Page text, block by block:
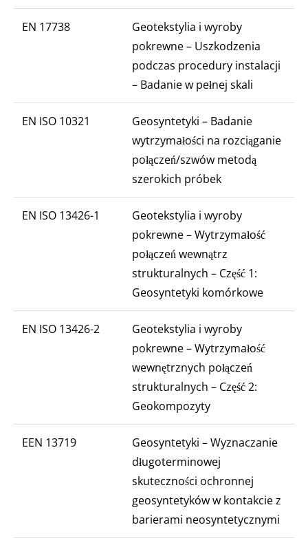
EN 17738
Geotekstylia i wyroby
pokrewne – Uszkodzenia
podczas procedury instalacji
– Badanie w pełnej skali
EN ISO 10321
Geosyntetyki – Badanie
wytrzymałości na rozciąganie
połączeń/szwów metodą
szerokich próbek
EN ISO 13426-1
Geotekstylia i wyroby
pokrewne – Wytrzymałość
połączeń wewnątrz
strukturalnych – Część 1:
Geosyntetyki komórkowe
EN ISO 13426-2
Geotekstylia i wyroby
pokrewne – Wytrzymałość
wewnętrznych połączeń
strukturalnych – Część 2:
Geokompozyty
EEN 13719
Geosyntetyki – Wyznaczanie
długoterminowej
skuteczności ochronnej
geosyntetyków w kontakcie z
barierami neosyntetycznymi